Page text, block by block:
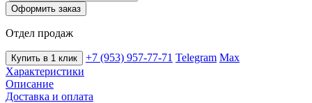
Оформить заказ
Отдел продаж
Купить в 1 клик +7 (953) 957-77-71 Telegram Max
Характеристики
Описание
Доставка и оплата